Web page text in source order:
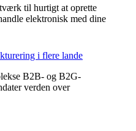
til hurtigt at oprette
elektronisk med dine
i flere lande
B2B- og B2G-
verden over